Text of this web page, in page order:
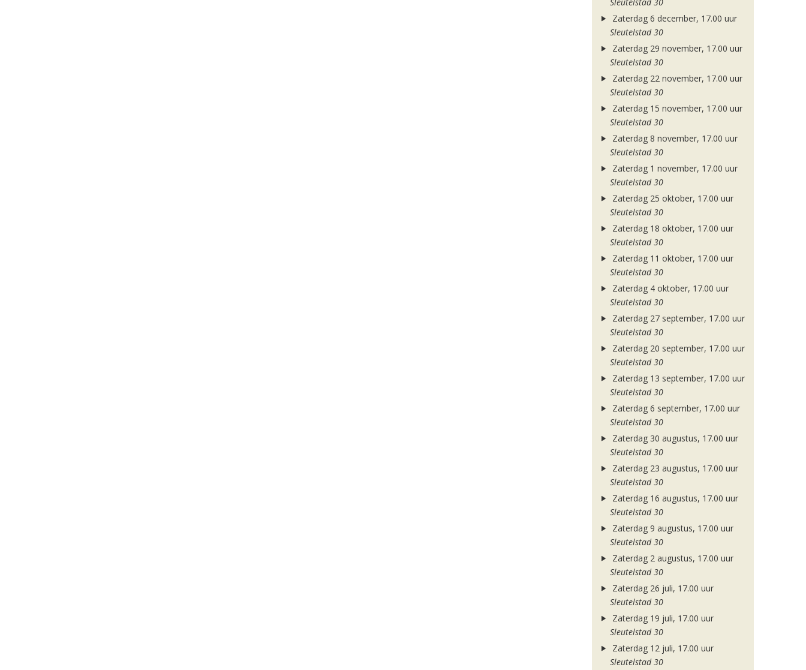
Zaterdag 6 december, 17.00 uur
Sleutelstad 30
Zaterdag 29 november, 17.00 uur
Sleutelstad 30
Zaterdag 22 november, 17.00 uur
Sleutelstad 30
Zaterdag 15 november, 17.00 uur
Sleutelstad 30
Zaterdag 8 november, 17.00 uur
Sleutelstad 30
Zaterdag 1 november, 17.00 uur
Sleutelstad 30
Zaterdag 25 oktober, 17.00 uur
Sleutelstad 30
Zaterdag 18 oktober, 17.00 uur
Sleutelstad 30
Zaterdag 11 oktober, 17.00 uur
Sleutelstad 30
Zaterdag 4 oktober, 17.00 uur
Sleutelstad 30
Zaterdag 27 september, 17.00 uur
Sleutelstad 30
Zaterdag 20 september, 17.00 uur
Sleutelstad 30
Zaterdag 13 september, 17.00 uur
Sleutelstad 30
Zaterdag 6 september, 17.00 uur
Sleutelstad 30
Zaterdag 30 augustus, 17.00 uur
Sleutelstad 30
Zaterdag 23 augustus, 17.00 uur
Sleutelstad 30
Zaterdag 16 augustus, 17.00 uur
Sleutelstad 30
Zaterdag 9 augustus, 17.00 uur
Sleutelstad 30
Zaterdag 2 augustus, 17.00 uur
Sleutelstad 30
Zaterdag 26 juli, 17.00 uur
Sleutelstad 30
Zaterdag 19 juli, 17.00 uur
Sleutelstad 30
Zaterdag 12 juli, 17.00 uur
Sleutelstad 30